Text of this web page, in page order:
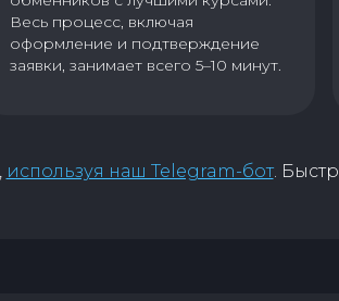
Весь процесс, включая
оформление и подтверждение
заявки, занимает всего 5–10 минут.
используя наш Telegram-бот.